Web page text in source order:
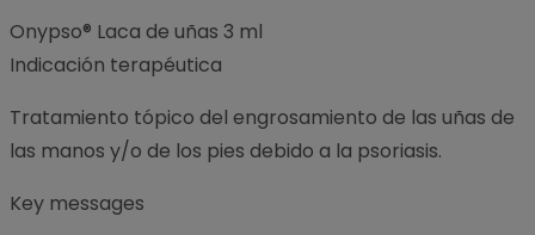
Onypso® Laca de uñas 3 ml
Indicación terapéutica
Tratamiento tópico del engrosamiento de las uñas de
las manos y/o de los pies debido a la psoriasis.
Key messages